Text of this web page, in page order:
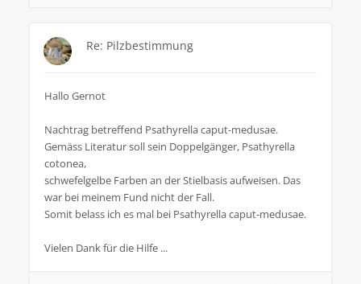
Re: Pilzbestimmung
Hallo Gernot
Nachtrag betreffend Psathyrella caput-medusae.
Gemäss Literatur soll sein Doppelgänger, Psathyrella
cotonea,
schwefelgelbe Farben an der Stielbasis aufweisen. Das
war bei meinem Fund nicht der Fall.
Somit belass ich es mal bei Psathyrella caput-medusae.
Vielen Dank für die Hilfe ...